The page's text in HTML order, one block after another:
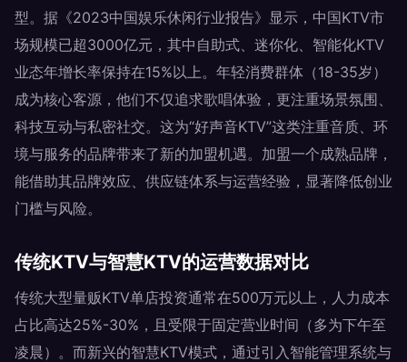
型。据《2023中国娱乐休闲行业报告》显示，中国KTV市
场规模已超3000亿元，其中自助式、迷你化、智能化KTV
业态年增长率保持在15%以上。年轻消费群体（18-35岁）
成为核心客源，他们不仅追求歌唱体验，更注重场景氛围、
科技互动与私密社交。这为“好声音KTV”这类注重音质、环
境与服务的品牌带来了新的加盟机遇。加盟一个成熟品牌，
能借助其品牌效应、供应链体系与运营经验，显著降低创业
门槛与风险。
传统KTV与智慧KTV的运营数据对比
传统大型量贩KTV单店投资通常在500万元以上，人力成本
占比高达25%-30%，且受限于固定营业时间（多为下午至
凌晨）。而新兴的智慧KTV模式，通过引入智能管理系统与